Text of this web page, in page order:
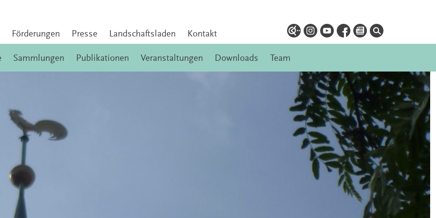
Förderungen Presse Landschaftsladen Kontakt
Sammlungen Publikationen Veranstaltungen Downloads Team